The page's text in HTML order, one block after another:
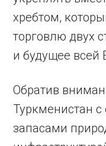
хребтом,
торговлю двух
и будущее всей
Обратив
Туркменистан
запасами